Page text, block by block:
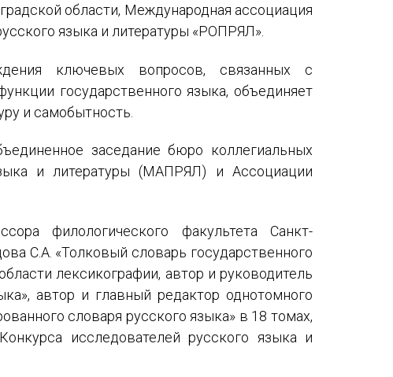
Конференция по переводу в Малаге
«Дар речи: развитие языковой способности при
Год Ф.М. Достоевского: обзор мероприятий 2021
Международный образовательно-культурный форум
Форум в Гаване «Русская литература в Латинской
Мобильное приложение TORFL GO
области, Международная ассоциация
языка и литературы «РОПРЯЛ».
ключевых вопросов, связанных с
государственного языка, объединяет
и самобытность.
заседание бюро коллегиальных
и литературы (МАПРЯЛ) и Ассоциации
филологического факультета Санкт-
С.А. «Толковый словарь государственного
лексикографии, автор и руководитель
автор и главный редактор однотомного
словаря русского языка» в 18 томах,
исследователей русского языка и